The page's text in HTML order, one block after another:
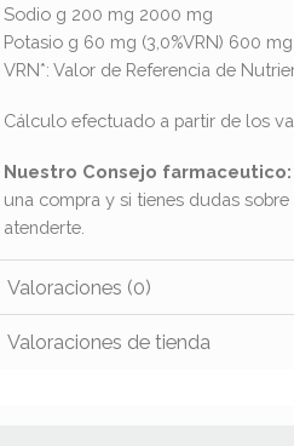
Sodio g 200 mg 2000 mg
Potasio g 60 mg (3,0%VRN) 600 mg
VRN*: Valor de Referencia de
Cálculo efectuado a partir de los
Nuestro Consejo farmaceutico:
una compra y si tienes dudas
atenderte.
Valoraciones (0)
Valoraciones de tienda